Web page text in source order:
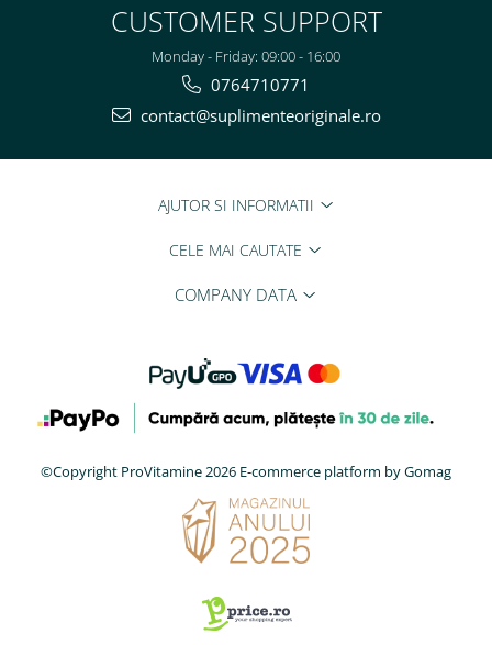
CUSTOMER SUPPORT
Monday - Friday: 09:00 - 16:00
0764710771
contact@suplimenteoriginale.ro
AJUTOR SI INFORMATII
CELE MAI CAUTATE
COMPANY DATA
©Copyright ProVitamine 2026 E-commerce platform by Gomag